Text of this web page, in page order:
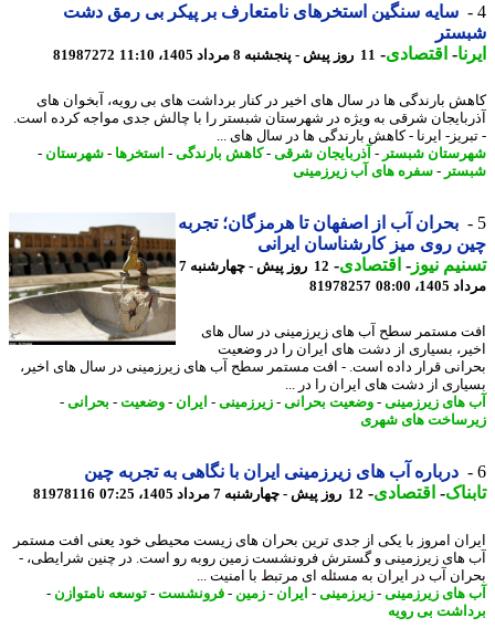
سایه سنگین استخرهای نامتعارف بر پیکر بی رمق دشت
-اقتصادی-11 روز پیش - پنجشنبه 8 مرداد 1405، 11:10 81987272
بارندگی ها در سال های اخیر در کنار برداشت های بی رویه، آبخوان های
شرقی به ویژه در شهرستان شبستر را با چالش جدی مواجه کرده است.
ایرنا - کاهش بارندگی ها در سال های ...
شبستر-آذربایجان شرقی-کاهش بارندگی-استخرها- شهرستان-
-سفره های آب زیرزمینی
بحران آب از اصفهان تا هرمزگان؛ تجربه
روی میز کارشناسان ایرانی
نیوز-اقتصادی-
12 روز پیش - چهارشنبه 7
08:00
81978257
مستمر سطح آب های زیرزمینی در سال های
بسیاری از دشت های ایران را در وضعیت
قرار داده است. - افت مستمر سطح آب های زیرزمینی در سال های اخیر،
از دشت های ایران را در ...
زیرزمینی-وضعیت بحرانی- زیرزمینی-ایران - وضعیت-بحرانی-
های شهری
درباره آب های زیرزمینی ایران با نگاهی به تجربه چین
-اقتصادی-12 روز پیش - چهارشنبه 7 مرداد 1405، 07:25 81978116
امروز با یکی از جدی ترین بحران های زیست محیطی خود یعنی افت مستمر
زیرزمینی و گسترش فرونشست زمین روبه رو است. در چنین شرایطی، -
آب در ایران به مسئله ای مرتبط با امنیت ...
زیرزمینی-زیرزمینی-ایران - زمین -فرونشست-توسعه نامتوازن-
بی رویه